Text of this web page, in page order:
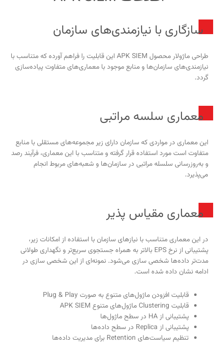
سازگاری با نیازمندی‌های سازمان
طراحی ماژولار محصول APK SIEM این قابلیت را فراهم آورده که متناسب با
نیازمندی‌های سازمان‌ها و منابع موجود با معماری‌های متفاوت پیاده‌سازی
گردد.
معماری سلسه مراتبی
این معماری در مواردی که سازمان دارای زیر مجموعه‌های مستقلی با منابع
متفاوت است مورد استفاده قرار گرفته و متناسب با این معماری، فرآیند رصد
و به‌روزرسانی سلسله مراتبی در سازمان‌ها و شعبه‌های مربوط انجام
می‌پذیرد.
معماری مقیاس پذیر
در این معماری متناسب با نیازهای سازمان با استفاده از امکانات زیر،
پشتیبانی از نرخ EPS بالاتر به همراه جستجوی سریع‌تر و نگهداری طولانی
مدت‌تر داده‌ها شخصی سازی می‌شود. نمونه‌ای از این شخصی سازی در
ادامه نشان داده شده است.
قابلیت افزودن ماژول‌های متنوع به صورت Plug & Play
قابلیت Clustering ماژول‌های متنوع APK SIEM
پشتیبانی از HA در سطح ماژول‌ها
پشتیبانی از Replica در سطح داده‌ها
تنظیم سیاست‌های Retention برای مدیریت داده‌ها